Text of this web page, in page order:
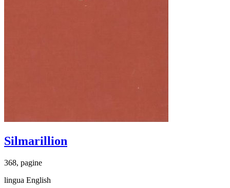
Silmarillion
368, pagine
lingua English